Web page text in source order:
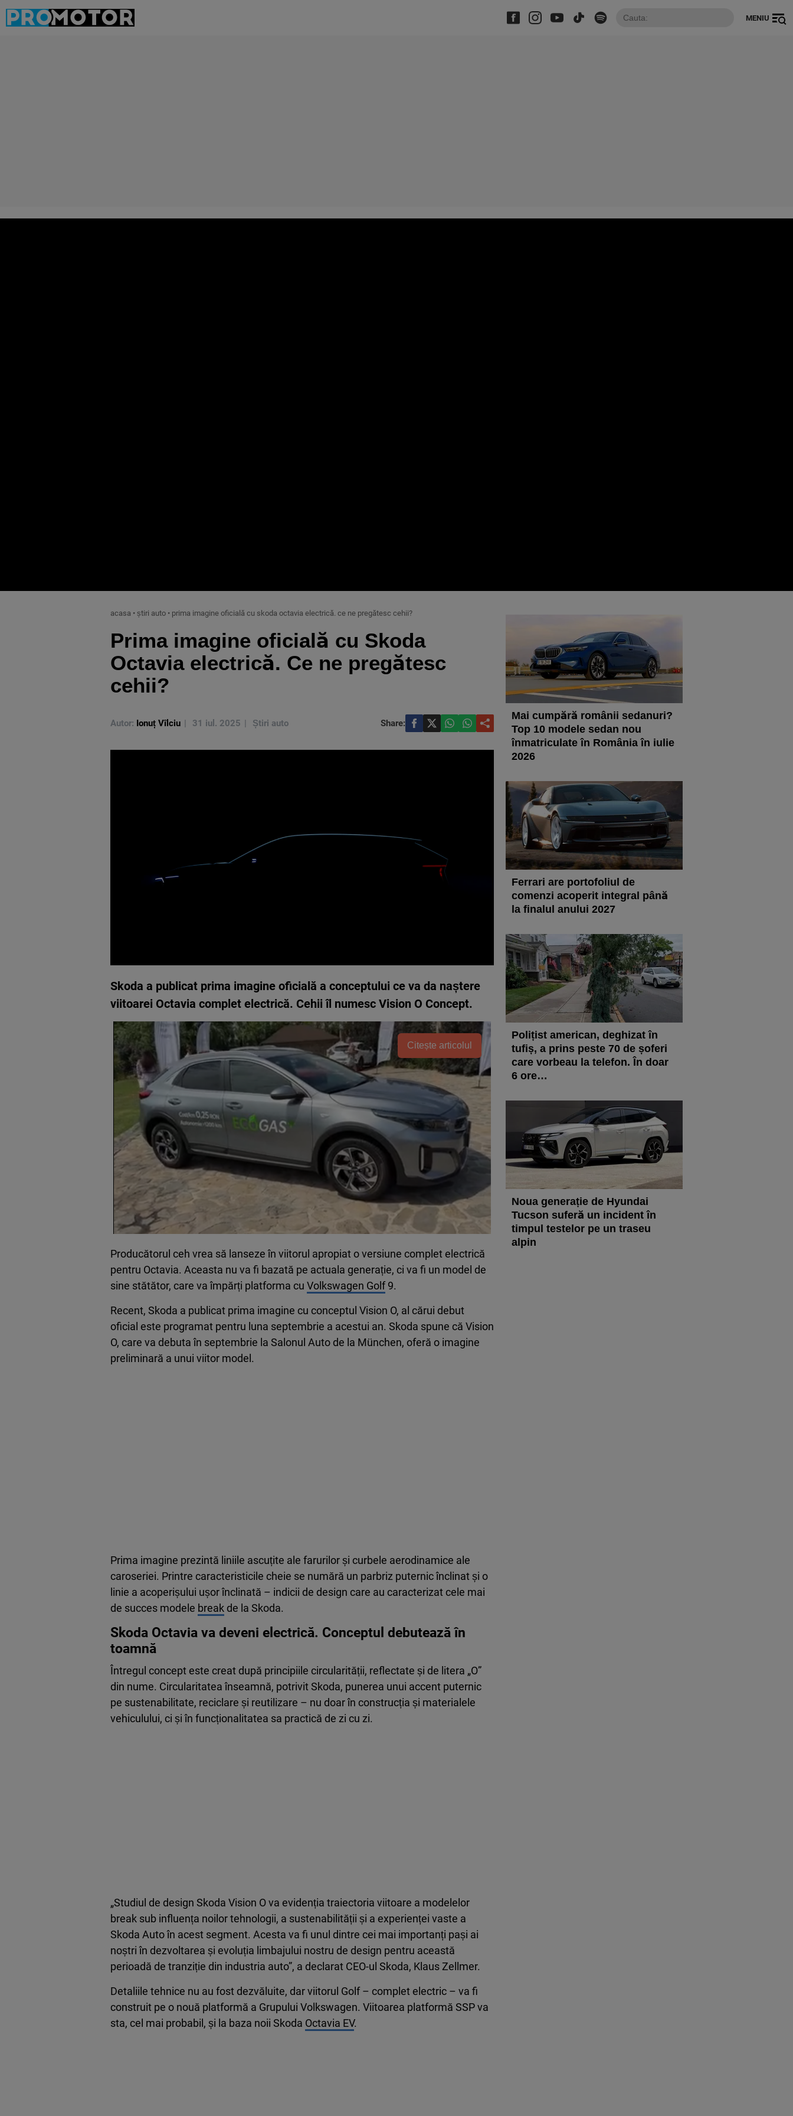
MENIU
acasa • știri auto • prima imagine oficială cu skoda octavia electrică. ce ne pregătesc cehii?
Prima imagine oficială cu Skoda
Octavia electrică. Ce ne pregătesc
cehii?
Autor: Ionuț Vîlciu 31 iul. 2025 Știri auto Share:
Skoda a publicat prima imagine oficială a conceptului ce va da naștere
viitoarei Octavia complet electrică. Cehii îl numesc Vision O Concept.
Citește articolul
Producătorul ceh vrea să lanseze în viitorul apropiat o versiune complet electrică
pentru Octavia. Aceasta nu va fi bazată pe actuala generație, ci va fi un model de
sine stătător, care va împărți platforma cu Volkswagen Golf9.
Recent, Skoda a publicat prima imagine cu conceptul Vision O, al cărui debut
oficial este programat pentru luna septembrie a acestui an. Skoda spune că Vision
O, care va debuta în septembrie la Salonul Auto de la München, oferă o imagine
preliminară a unui viitor model.
Prima imagine prezintă liniile ascuțite ale farurilor și curbele aerodinamice ale
caroseriei. Printre caracteristicile cheie se numără un parbriz puternic înclinat și o
linie a acoperișului ușor înclinată – indicii de design care au caracterizat cele mai
de succes modele break de la Skoda.
Skoda Octavia va deveni electrică. Conceptul debutează în
toamnă
Întregul concept este creat după principiile circularității, reflectate și de litera „O”
din nume. Circularitatea înseamnă, potrivit Skoda, punerea unui accent puternic
pe sustenabilitate, reciclare și reutilizare – nu doar în construcția și materialele
vehiculului, ci și în funcționalitatea sa practică de zi cu zi.
„Studiul de design Skoda Vision O va evidenția traiectoria viitoare a modelelor
break sub influența noilor tehnologii, a sustenabilității și a experienței vaste a
Skoda Auto în acest segment. Acesta va fi unul dintre cei mai importanți pași ai
noștri în dezvoltarea și evoluția limbajului nostru de design pentru această
perioadă de tranziție din industria auto”, a declarat CEO-ul Skoda, Klaus Zellmer.
Detaliile tehnice nu au fost dezvăluite, dar viitorul Golf – complet electric – va fi
construit pe o nouă platformă a Grupului Volkswagen. Viitoarea platformă SSP va
sta, cel mai probabil, și la baza noii Skoda Octavia EV.
Mai cumpără românii sedanuri?
Top 10 modele sedan nou
înmatriculate în România în iulie
2026
Ferrari are portofoliul de
comenzi acoperit integral până
la finalul anului 2027
Polițist american, deghizat în
tufiș, a prins peste 70 de șoferi
care vorbeau la telefon. În doar
6 ore…
Noua generație de Hyundai
Tucson suferă un incident în
timpul testelor pe un traseu
alpin